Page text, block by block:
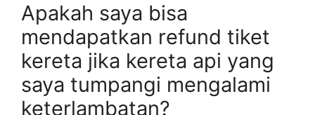
Apakah saya bisa
mendapatkan refund tiket
kereta jika kereta api yang
saya tumpangi mengalami
keterlambatan?